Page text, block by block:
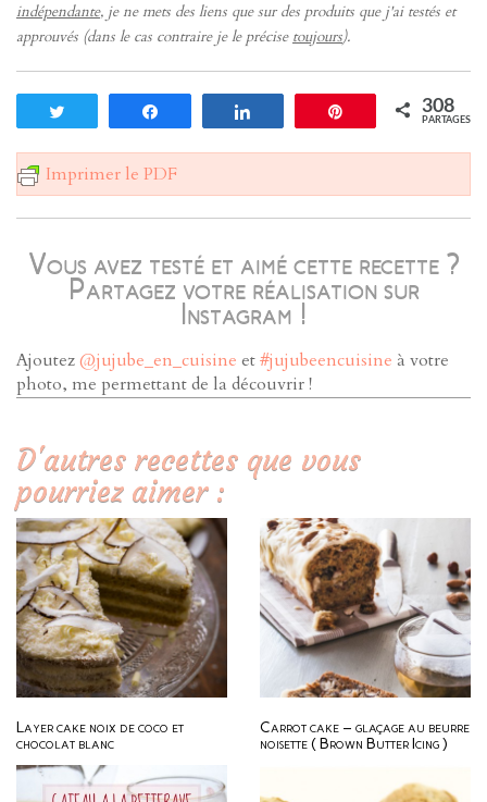
indépendante, je ne mets des liens que sur des produits que j'ai testés et
approuvés (dans le cas contraire je le précise toujours).
Enregistrer308
PARTAGES
Imprimer le PDF
Vous avez testé et aimé cette recette ?
Partagez votre réalisation sur
Instagram !
Ajoutez@jujube_en_cuisine et#jujubeencuisine à votre
photo, me permettant de la découvrir !
D'autres recettes que vous
pourriez aimer :
Layer cake noix de coco et
chocolat blanc
Carrot cake – glaçage au beurre
noisette ( Brown Butter Icing )